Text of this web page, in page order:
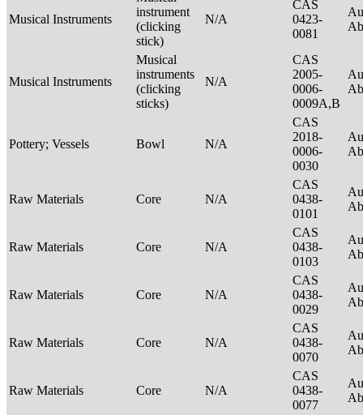
Musical Instruments
instrument
(clicking
stick)
N/A
CAS
0423-
0081
Musical Instruments
Musical
instruments
(clicking
sticks)
N/A
CAS
2005-
0006-
0009A,B
Pottery; Vessels Bowl N/A
CAS
2018-
0006-
0030
Raw Materials Core N/A
CAS
0438-
0101
Raw Materials Core N/A
CAS
0438-
0103
Raw Materials Core N/A
CAS
0438-
0029
Raw Materials Core N/A
CAS
0438-
0070
Raw Materials Core N/A
CAS
0438-
0077